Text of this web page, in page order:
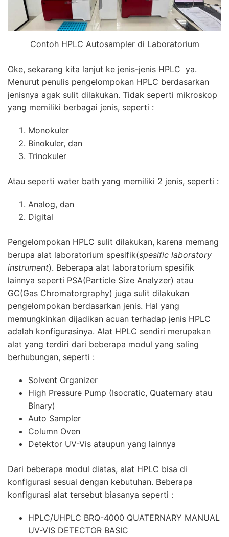
Contoh HPLC Autosampler di Laboratorium
Oke, sekarang kita lanjut ke jenis-jenis HPLC ya.
Menurut penulis pengelompokan HPLC berdasarkan
jenisnya agak sulit dilakukan. Tidak seperti mikroskop
yang memiliki berbagai jenis, seperti :
Monokuler
Binokuler, dan
Trinokuler
Atau seperti water bath yang memiliki 2 jenis, seperti :
Analog, dan
Digital
Pengelompokan HPLC sulit dilakukan, karena memang
berupa alat laboratorium spesifik(spesific laboratory
instrument). Beberapa alat laboratorium spesifik
lainnya seperti PSA(Particle Size Analyzer) atau
GC(Gas Chromatorgraphy) juga sulit dilakukan
pengelompokan berdasarkan jenis. Hal yang
memungkinkan dijadikan acuan terhadap jenis HPLC
adalah konfigurasinya. Alat HPLC sendiri merupakan
alat yang terdiri dari beberapa modul yang saling
berhubungan, seperti :
Solvent Organizer
High Pressure Pump (Isocratic, Quaternary atau
Binary)
Auto Sampler
Column Oven
Detektor UV-Vis ataupun yang lainnya
Dari beberapa modul diatas, alat HPLC bisa di
konfigurasi sesuai dengan kebutuhan. Beberapa
konfigurasi alat tersebut biasanya seperti :
HPLC/UHPLC BRQ-4000 QUATERNARY MANUAL
UV-VIS DETECTOR BASIC